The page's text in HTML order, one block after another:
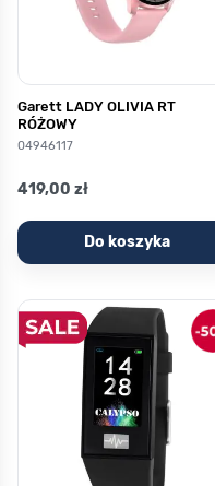
Garett LADY OLIVIA RT
RÓŻOWY
04946117
419,00 zł
Do koszyka